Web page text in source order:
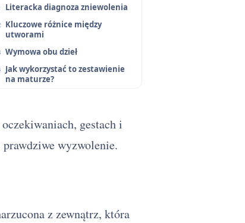
Literacka diagnoza zniewolenia
Kluczowe różnice między
utworami
Wymowa obu dzieł
Jak wykorzystać to zestawienie
na maturze?
gestach i
wyzwolenie.
z zewnątrz, która